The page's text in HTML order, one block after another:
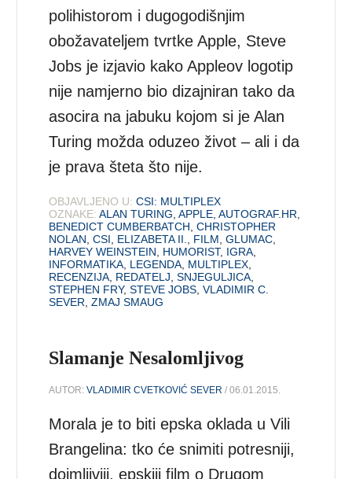
polihistorom i dugogodišnjim
obožavateljem tvrtke Apple, Steve
Jobs je izjavio kako Appleov logotip
nije namjerno bio dizajniran tako da
asocira na jabuku kojom si je Alan
Turing možda oduzeo život – ali i da
je prava šteta što nije.
OBJAVLJENO U: CSI: MULTIPLEX
OZNAKE: ALAN TURING ,APPLE ,AUTOGRAF.HR
BENEDICT CUMBERBATCH ,CHRISTOPHER
NOLAN ,CSI ELIZABETA II. FILM ,GLUMAC
HARVEY WEINSTEIN
HUMORIST, IGRA
INFORMATIKA LEGENDA MULTIPLEX
RECENZIJA REDATELJ ,SNJEGULJICA
STEPHEN FRY,STEVE JOBS ,VLADIMIR C.
SEVER ,ZMAJ SMAUG
Slamanje Nesalomljivog
AUTOR:VLADIMIR CVETKOVIĆ SEVER / 06.01.2015.
Morala je to biti epska oklada u Vili
Brangelina: tko će snimiti potresniji,
dojmljiviji, epskiji film o Drugom